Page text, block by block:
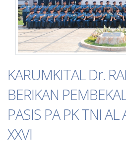
KARUMKITAL Dr.
BERIKAN
PASIS PA PK TNI AL
XXVI